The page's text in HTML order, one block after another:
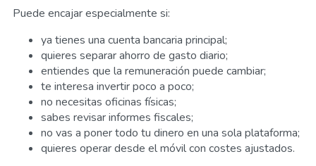
Puede encajar especialmente si:
ya tienes una cuenta bancaria principal;
quieres separar ahorro de gasto diario;
entiendes que la remuneración puede cambiar;
te interesa invertir poco a poco;
no necesitas oficinas físicas;
sabes revisar informes fiscales;
no vas a poner todo tu dinero en una sola plataforma;
quieres operar desde el móvil con costes ajustados.